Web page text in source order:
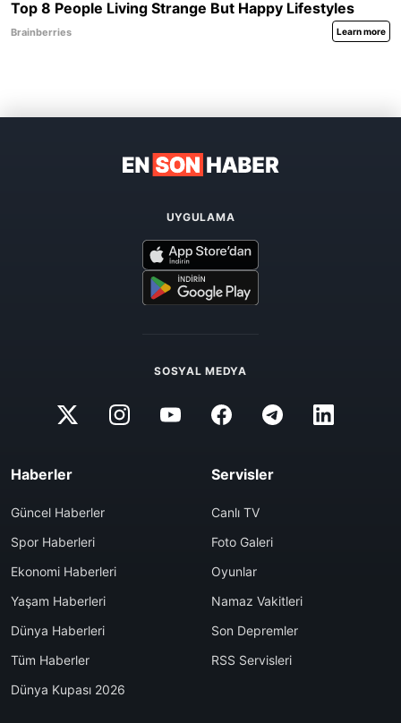
UYGULAMA
SOSYAL MEDYA
Haberler
Güncel Haberler
Spor Haberleri
Ekonomi Haberleri
Yaşam Haberleri
Dünya Haberleri
Tüm Haberler
Dünya Kupası 2026
Servisler
Canlı TV
Foto Galeri
Oyunlar
Namaz Vakitleri
Son Depremler
RSS Servisleri